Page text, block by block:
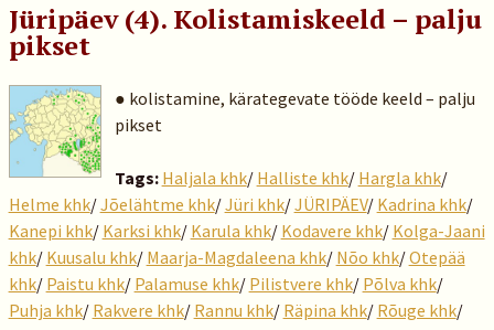
Jüripäev (4). Kolistamiskeeld – palju
pikset
● kolistamine, kärategevate tööde keeld – palju
pikset
Tags: Haljala khk/ Halliste khk/ Hargla khk/
Helme khk/Jõelähtme khk/Jüri khk/JÜRIPÄEV/ Kadrina khk/
Kanepi khk/ Karksi khk/ Karula khk/ Kodavere khk/ Kolga-Jaani
khk/ Kuusalu khk/ Maarja-Magdaleena khk/ Nõo khk/Otepää
khk/ Paistu khk/ Palamuse khk/ Pilistvere khk/ Põlva khk/
Puhja khk/ Rakvere khk/ Rannu khk/ Räpina khk/ Rõuge khk/